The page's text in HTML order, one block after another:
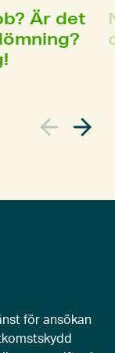
Är det
för ansökan